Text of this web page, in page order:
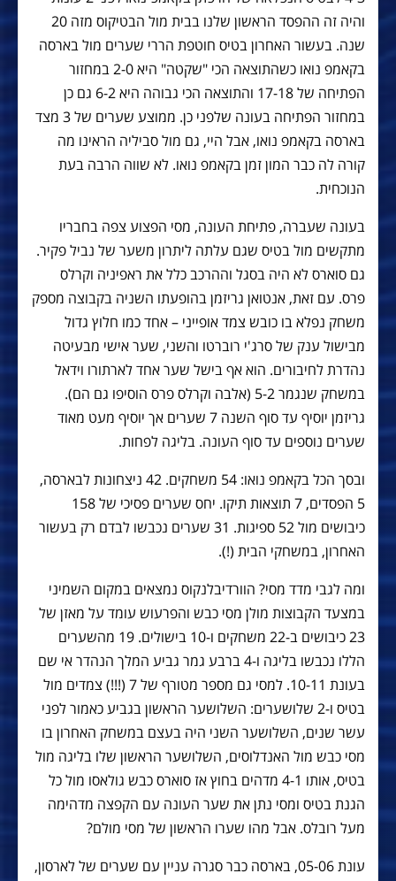
והיה זה ההפסד הראשון שלנו בבית מול הבטיקוס מזה 20
שנה. בעשור האחרון בטיס חוטפת הררי שערים מול בארסה
בקאמפ נואו כשהתוצאה הכי "שקטה" היא 2-0 במחזור
הפתיחה של 17-18 והתוצאה הכי גבוהה היא 6-2 גם כן
במחזור הפתיחה בעונה שלפני כן. ממוצע שערים של 3 מצד
בארסה בקאמפ נואו, אבל היי, גם מול סביליה הראינו מה
קורה לה כבר המון זמן בקאמפ נואו. לא שווה הרבה בעת
הנוכחית.
בעונה שעברה, פתיחת העונה, מסי הפצוע צפה בחבריו
מתקשים מול בטיס שגם עלתה ליתרון משער של נביל פקיר.
גם סוארס לא היה בסגל וההרכב כלל את ראפיניה וקרלס
פרס. עם זאת, אנטואן גריזמן בהופעתו השניה בקבוצה מספק
משחק נפלא בו כובש צמד אופייני – אחד כמו חלוץ גדול
מבישול ענק של סרג'י רוברטו והשני, שער אישי מבעיטה
נהדרת לחיבורים. הוא אף בישל שער אחד לארתורו וידאל
במשחק שנגמר 5-2 (אלבה וקרלס פרס הוסיפו גם הם).
גריזמן יוסיף עד סוף השנה 7 שערים אך יוסיף מעט מאוד
שערים נוספים עד סוף העונה. בליגה לפחות.
ובסך הכל בקאמפ נואו: 54 משחקים. 42 ניצחונות לבארסה,
5 הפסדים, 7 תוצאות תיקו. יחס שערים פסיכי של 158
כיבושים מול 52 ספיגות. 31 שערים נכבשו לבדם רק בעשור
האחרון, במשחקי הבית (!).
ומה לגבי מדד מסי? הוורדיבלנקוס נמצאים במקום השמיני
במצעד הקבוצות מולן מסי כבש והפרעוש עומד על מאזן של
23 כיבושים ב-22 משחקים ו-10 בישולים. 19 מהשערים
הללו נכבשו בליגה ו-4 ברבע גמר גביע המלך הנהדר אי שם
בעונת 10-11. למסי גם מספר מטורף של 7 (!!!) צמדים מול
בטיס ו-2 שלושערים: השלושער הראשון בגביע כאמור לפני
עשר שנים, השלושער השני היה בעצם במשחק האחרון בו
מסי כבש מול האנדלוסים, השלושער הראשון שלו בליגה מול
בטיס, אותו 4-1 מדהים בחוץ אז סוארס כבש גולאסו מול כל
הגנת בטיס ומסי נתן את שער העונה עם הקפצה מדהימה
מעל רובלס. אבל מהו שערו הראשון של מסי מולם?
עונת 05-06, בארסה כבר סגרה עניין עם שערים של לארסון,